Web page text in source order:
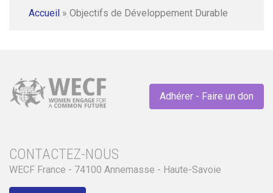
Accueil » Objectifs de Développement Durable
Adhérer - Faire un don
CONTACTEZ-NOUS
WECF France - 74100 Annemasse - Haute-Savoie